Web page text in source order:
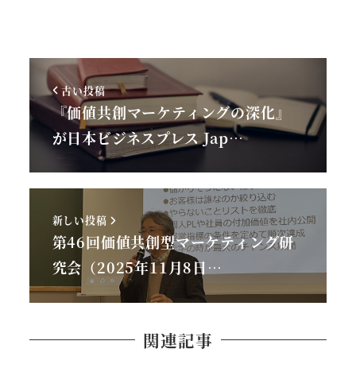
古い投稿
『価値共創マーケティングの深化』
が日本ビジネスプレス Jap…
新しい投稿
第46回価値共創型マーケティング研
究会（2025年11月8日…
関連記事